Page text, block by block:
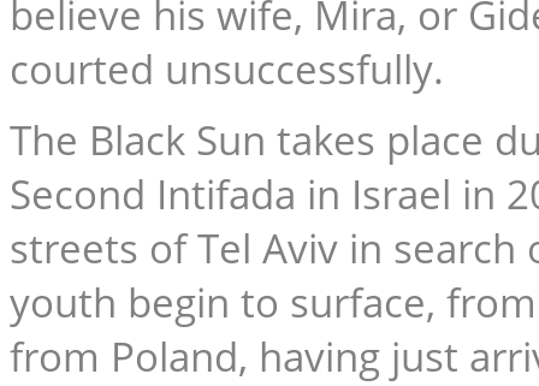
believe his wife, Mira, or
courted unsuccessfully.
The Black Sun takes place
Second Intifada in Israel in
streets of Tel Aviv in
youth begin to surface,
from Poland, having just